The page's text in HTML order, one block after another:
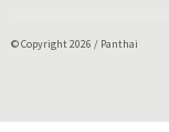
© Copyright 2026 / Panthai